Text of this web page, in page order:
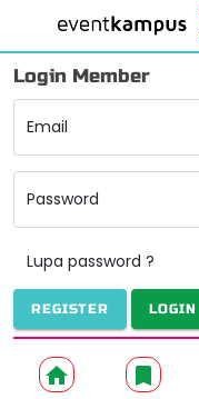
Login Member
Email
Password
Lupa password ?
REGISTER LOGIN